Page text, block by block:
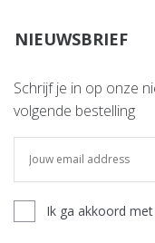
NIEUWSBRIEF
Schrijf je in op onze
volgende bestelling
Ik ga akkoord